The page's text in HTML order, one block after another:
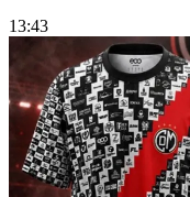
13:43